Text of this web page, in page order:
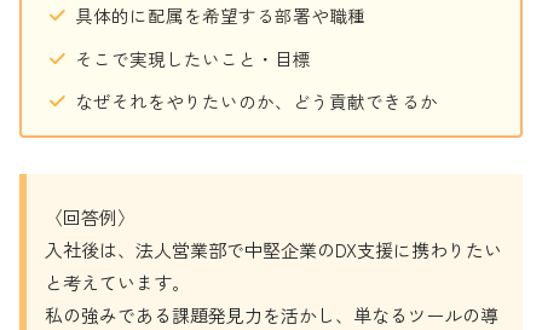
具体的に配属を希望する部署や職種
そこで実現したいこと・目標
なぜそれをやりたいのか、どう貢献できるか
〈回答例〉
入社後は、法人営業部で中堅企業のDX支援に携わりたい
と考えています。
私の強みである課題発見力を活かし、単なるツールの導